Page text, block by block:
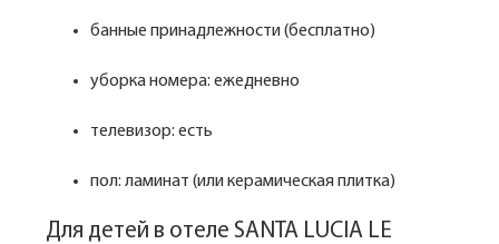
банные принадлежности (бесплатно)
уборка номера: ежедневно
телевизор: есть
пол: ламинат (или керамическая плитка)
Для детей в отеле SANTA LUCIA LE